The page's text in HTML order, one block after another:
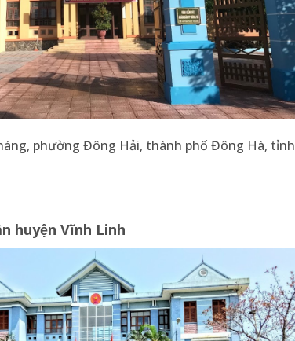
phường Đông Hải, thành phố Đông Hà, tỉnh
huyện Vĩnh Linh